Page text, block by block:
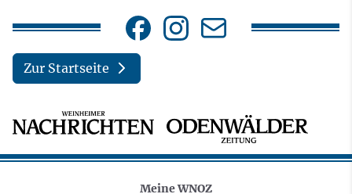
Zur Startseite
Meine WNOZ